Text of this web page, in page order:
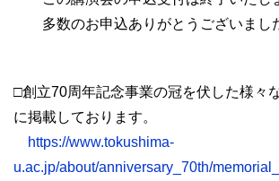
多数のお申込ありがとうございまし
□創立70周年記念事業の冠を伏した様々
に掲載しております。
https://www.tokushima-
u.ac.jp/about/anniversary_70th/